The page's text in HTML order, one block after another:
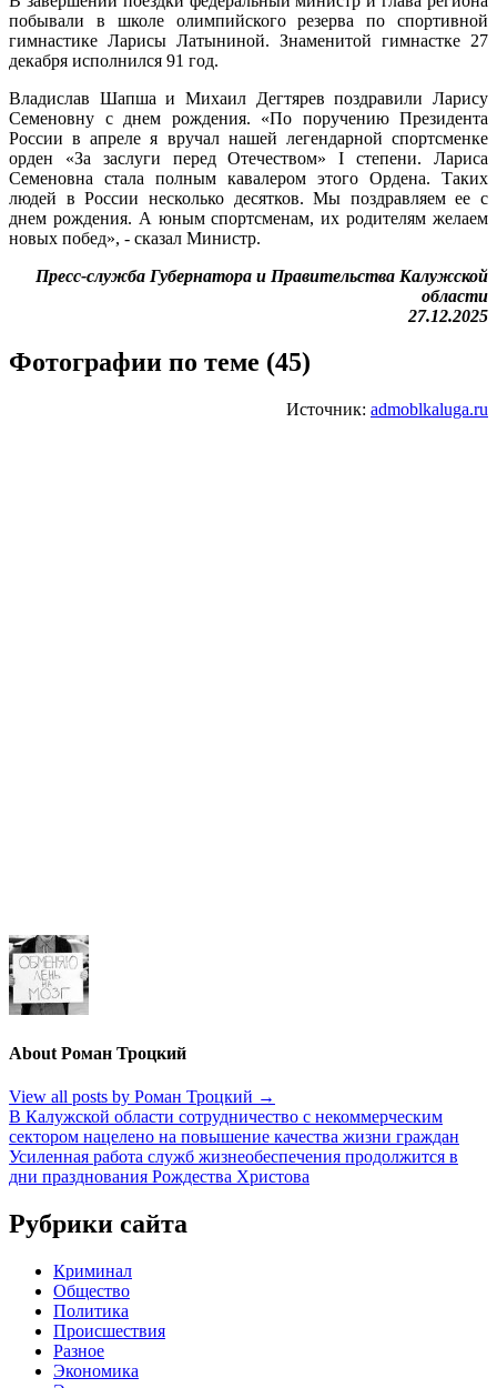
побывали в школе олимпийского резерва по спортивной
гимнастике Ларисы Латыниной. Знаменитой гимнастке 27
декабря исполнился 91 год.
Владислав Шапша и Михаил Дегтярев поздравили Ларису
Семеновну с днем рождения. «По поручению Президента
России в апреле я вручал нашей легендарной спортсменке
орден «За заслуги перед Отечеством» I степени. Лариса
Семеновна стала полным кавалером этого Ордена. Таких
людей в России несколько десятков. Мы поздравляем ее с
днем рождения. А юным спортсменам, их родителям желаем
новых побед», - сказал Министр.
Пресс-служба Губернатора и Правительства Калужской
области
27.12.2025
Фотографии по теме (45)
Источник: admoblkaluga.ru
About Роман Троцкий
View all posts by Роман Троцкий →
Навигация
по
записям
В Калужской области сотрудничество с некоммерческим
сектором нацелено на повышение качества жизни граждан
Усиленная работа служб жизнеобеспечения продолжится в
дни празднования Рождества Христова
Рубрики сайта
Криминал
Общество
Политика
Происшествия
Разное
Экономика